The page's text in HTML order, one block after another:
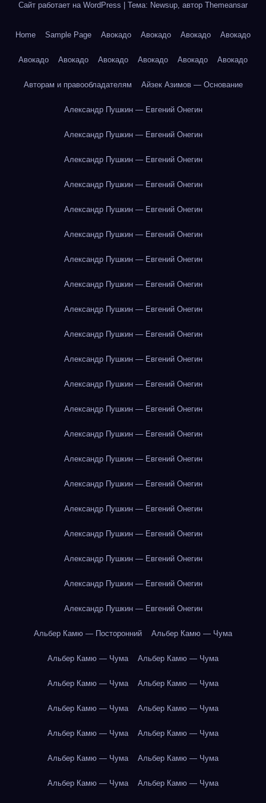
Сайт работает на WordPress Тема: Newsup, автор Themeansar
Home Sample Page Авокадо Авокадо Авокадо Авокадо
Авокадо Авокадо Авокадо Авокадо Авокадо Авокадо
Авторам и правообладателям Айзек Азимов — Основание
Александр Пушкин — Евгений Онегин
Александр Пушкин — Евгений Онегин
Александр Пушкин — Евгений Онегин
Александр Пушкин — Евгений Онегин
Александр Пушкин — Евгений Онегин
Александр Пушкин — Евгений Онегин
Александр Пушкин — Евгений Онегин
Александр Пушкин — Евгений Онегин
Александр Пушкин — Евгений Онегин
Александр Пушкин — Евгений Онегин
Александр Пушкин — Евгений Онегин
Александр Пушкин — Евгений Онегин
Александр Пушкин — Евгений Онегин
Александр Пушкин — Евгений Онегин
Александр Пушкин — Евгений Онегин
Александр Пушкин — Евгений Онегин
Александр Пушкин — Евгений Онегин
Александр Пушкин — Евгений Онегин
Александр Пушкин — Евгений Онегин
Александр Пушкин — Евгений Онегин
Александр Пушкин — Евгений Онегин
Альбер Камю — Посторонний Альбер Камю — Чума
Альбер Камю — Чума Альбер Камю — Чума
Альбер Камю — Чума Альбер Камю — Чума
Альбер Камю — Чума Альбер Камю — Чума
Альбер Камю — Чума Альбер Камю — Чума
Альбер Камю — Чума Альбер Камю — Чума
Альбер Камю — Чума Альбер Камю — Чума